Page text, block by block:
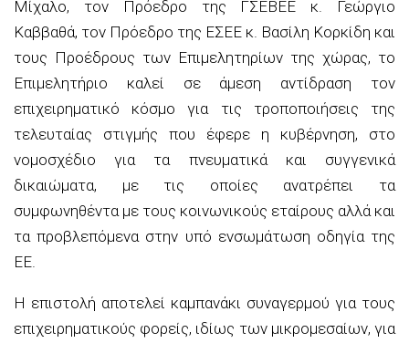
Μίχαλο, τον Πρόεδρο της ΓΣΕΒΕΕ κ. Γεώργιο
Καββαθά, τον Πρόεδρο της ΕΣΕΕ κ. Βασίλη Κορκίδη και
τους Προέδρους των Επιμελητηρίων της χώρας, το
Επιμελητήριο καλεί σε άμεση αντίδραση τον
επιχειρηματικό κόσμο για τις τροποποιήσεις της
τελευταίας στιγμής που έφερε η κυβέρνηση, στο
νομοσχέδιο για τα πνευματικά και συγγενικά
δικαιώματα, με τις οποίες ανατρέπει τα
συμφωνηθέντα με τους κοινωνικούς εταίρους αλλά και
τα προβλεπόμενα στην υπό ενσωμάτωση οδηγία της
ΕΕ.
Η επιστολή αποτελεί καμπανάκι συναγερμού για τους
επιχειρηματικούς φορείς, ιδίως των μικρομεσαίων, για